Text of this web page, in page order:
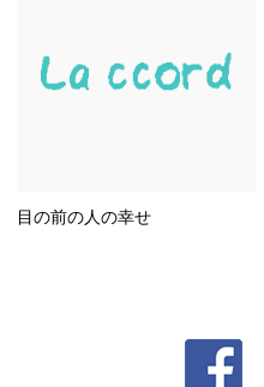
目の前の人の幸せ